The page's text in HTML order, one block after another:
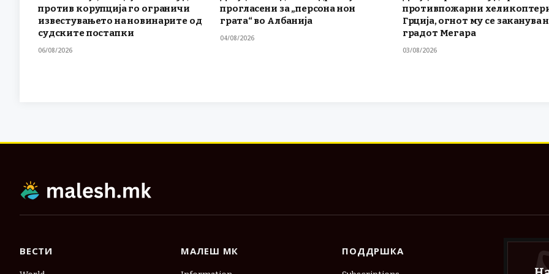
против корупција го ограничи
известувањето на новинарите од
судските постапки
06/08/2026
прогласени за „персона нон
грата“ во Албанија
04/08/2026
противпожарни
Грција, огнот му се заканува
градот Мегара
03/08/2026
ВЕСТИ МАЛЕШ МК ПОДДРШКА